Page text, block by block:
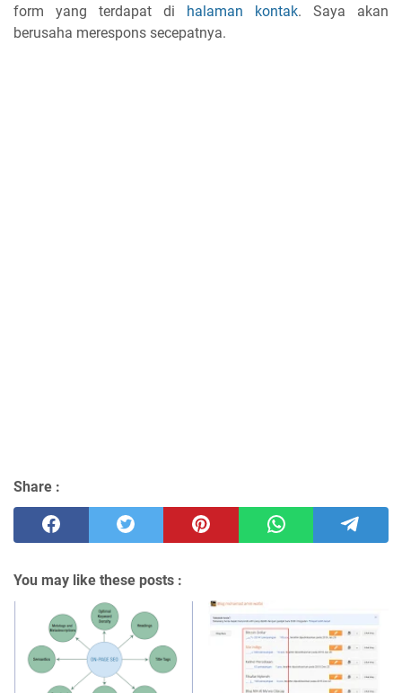
form yang terdapat di
halaman kontak. Saya akan
berusaha merespons secepatnya.
Share :
You may like these posts :